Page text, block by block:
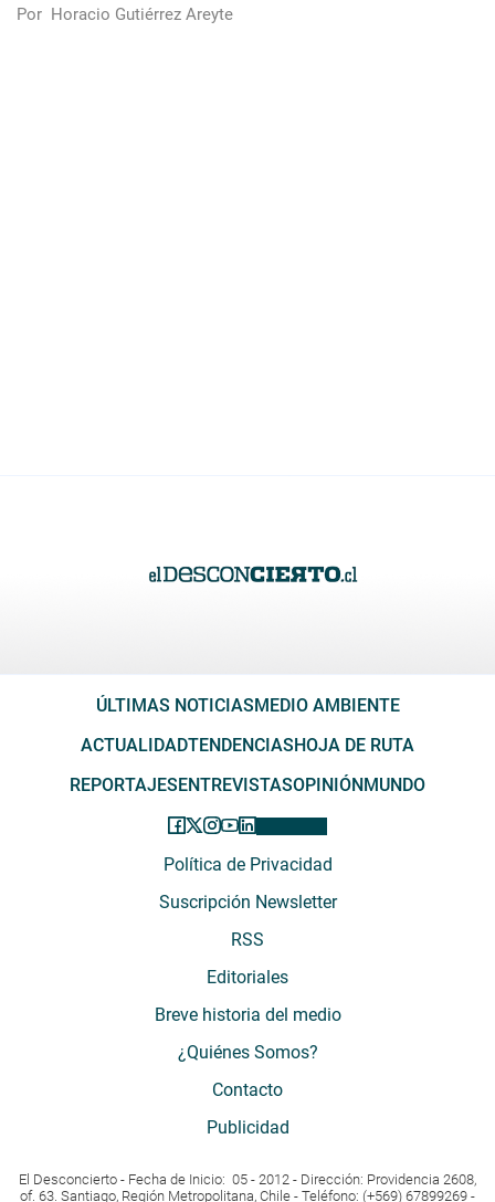
Por Horacio Gutiérrez Areyte
ÚLTIMAS NOTICIASMEDIO AMBIENTE
ACTUALIDADTENDENCIASHOJA DE RUTA
REPORTAJESENTREVISTASOPINIÓNMUNDO
Política de Privacidad
Suscripción Newsletter
RSS
Editoriales
Breve historia del medio
¿Quiénes Somos?
Contacto
Publicidad
El Desconcierto - Fecha de Inicio: 05 - 2012 - Dirección: Providencia 2608,
of. 63. Santiago, Región Metropolitana, Chile - Teléfono: (+569) 67899269 -